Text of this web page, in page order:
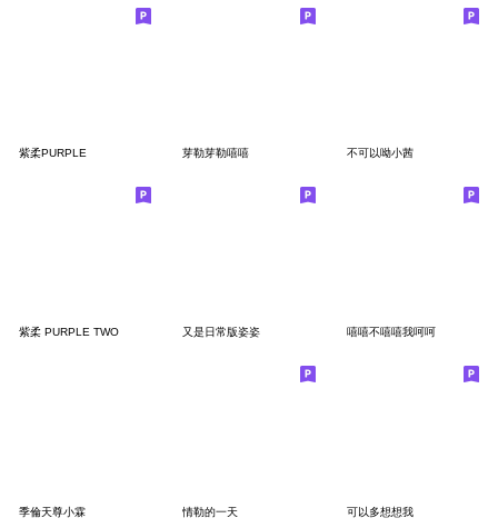
紫柔PURPLE 芽勒芽勒嘻嘻 不可以呦小茜
紫柔 PURPLE TWO 又是日常版姿姿 嘻嘻不嘻嘻我呵呵
季倫天尊小霖 情勒的一天 可以多想想我